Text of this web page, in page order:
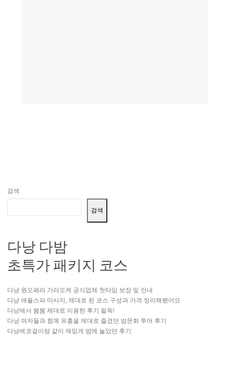
검색
검색
다낭 다밤
초특가 패키지 코스
다낭 원오페라 가라오케 공식업체 첫타임 보장 및 안내
다낭 애플스파 마사지, 제대로 된 코스 구성과 가격 정리해봤어요
다낭에서 붐붐 제대로 이용한 후기 필독!
다낭 여자들과 함께 유흥을 제대로 즐겼던 밤문화 투어 후기
다낭에코걸이랑 같이 재밌게 밤에 놀았던 후기